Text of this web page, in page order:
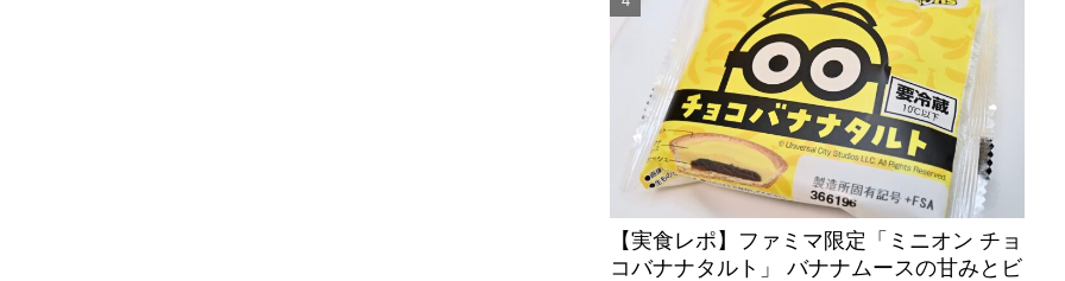
【実食レポ】ファミマ限定「ミニオン チョ
コバナナタルト」 バナナムースの甘みとビ